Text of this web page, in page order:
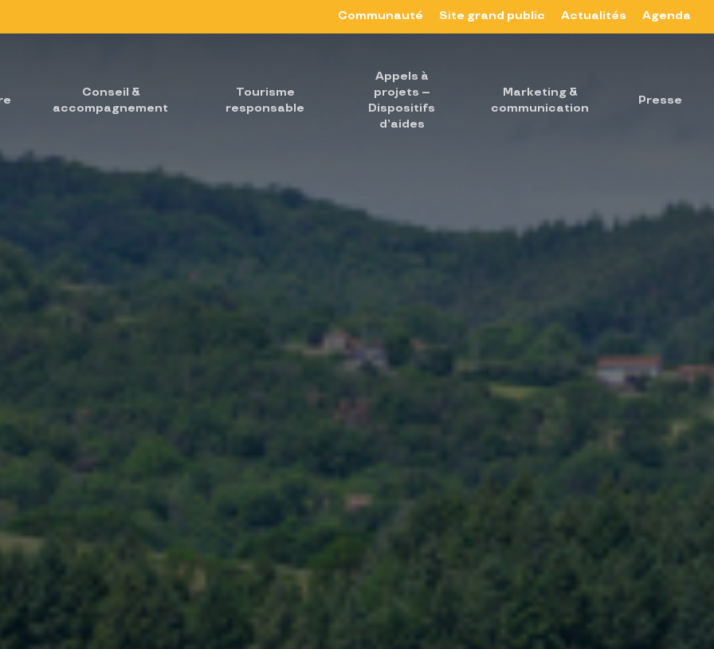
Communauté Site grand public Actualités Agenda
Conseil &
accompagnement
Tourisme
responsable
Appels à
projets –
Dispositifs
d’aides
Marketing &
communication
Presse